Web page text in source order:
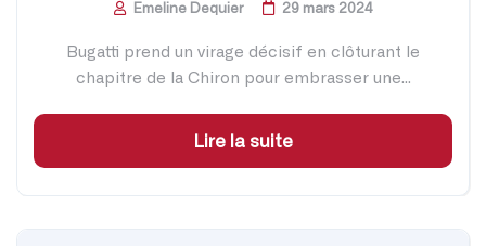
Emeline Dequier 29 mars 2024
Bugatti prend un virage décisif en clôturant le
chapitre de la Chiron pour embrasser une...
Lire la suite